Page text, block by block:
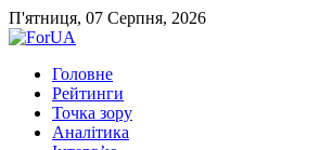
П'ятниця, 07 Серпня, 2026
Головне
Рейтинги
Точка зору
Аналітика